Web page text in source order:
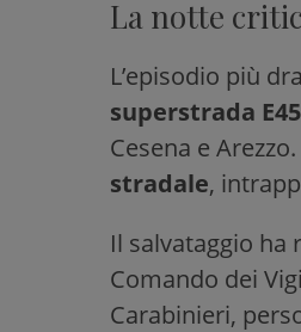
La notte
L’episodio più
superstrada E45
Cesena e Arezzo.
stradale,
Il salvataggio
Comando dei
Carabinieri,